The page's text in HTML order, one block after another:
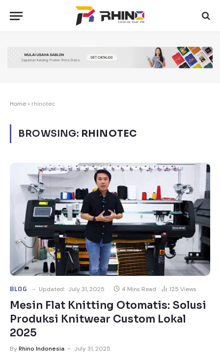
Home » rhinotec
BROWSING: RHINOTEC
BLOG Updated: July 31, 2025 4 Mins Read 125 Views
Mesin Flat Knitting Otomatis: Solusi
Produksi Knitwear Custom Lokal
2025
ByRhino Indonesia July 31, 2025